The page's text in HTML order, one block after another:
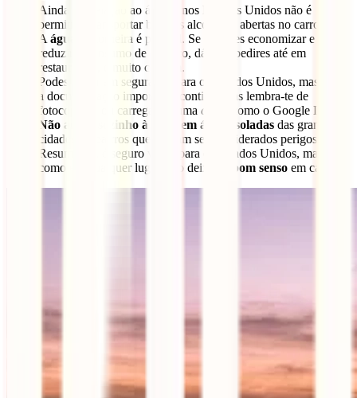
Ainda em relação ao álcool, nos Estados Unidos não é
permitido transportar bebidas alcoólicas abertas no carro.
A água
da torneira é potável. Se quiseres economizar e
reduzir o consumo de plástico, dá para pedires até em
restaurantes, é muito comum.
Podes viajar em segurança para os Estados Unidos, mas leva
a documentação importante contigo, mas lembra-te de
fotocopiá-la ou carregá-la numa cloud
como o Google Drive.
Não andes sozinho à noite em áreas isoladas das grandes
cidades ou bairros que possam ser considerados perigosos.
Resumindo, é seguro viajar para os Estados Unidos, mas,
como em qualquer lugar, não deixes o
bom senso em casa.